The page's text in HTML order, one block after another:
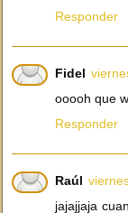
Responder
Fidel
ooooh que
Responder
Raúl
jajajjaja